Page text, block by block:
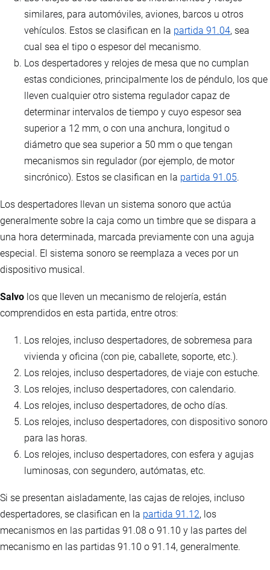
similares, para automóviles, aviones, barcos u otros
vehículos. Estos se clasifican en la partida 91.04, sea
cual sea el tipo o espesor del mecanismo.
Los despertadores y relojes de mesa que no cumplan
estas condiciones, principalmente los de péndulo, los que
lleven cualquier otro sistema regulador capaz de
determinar intervalos de tiempo y cuyo espesor sea
superior a 12 mm, o con una anchura, longitud o
diámetro que sea superior a 50 mm o que tengan
mecanismos sin regulador (por ejemplo, de motor
sincrónico). Estos se clasifican en la partida 91.05.
Los despertadores llevan un sistema sonoro que actúa
generalmente sobre la caja como un timbre que se dispara a
una hora determinada, marcada previamente con una aguja
especial. El sistema sonoro se reemplaza a veces por un
dispositivo musical.
Salvo los que lleven un mecanismo de relojería, están
comprendidos en esta partida, entre otros:
Los relojes, incluso despertadores, de sobremesa para
vivienda y oficina (con pie, caballete, soporte, etc.).
Los relojes, incluso despertadores, de viaje con estuche.
Los relojes, incluso despertadores, con calendario.
Los relojes, incluso despertadores, de ocho días.
Los relojes, incluso despertadores, con dispositivo sonoro
para las horas.
Los relojes, incluso despertadores, con esfera y agujas
luminosas, con segundero, autómatas, etc.
Si se presentan aisladamente, las cajas de relojes, incluso
despertadores, se clasifican en la partida 91.12, los
mecanismos en las partidas 91.08 o 91.10 y las partes del
mecanismo en las partidas 91.10 o 91.14, generalmente.